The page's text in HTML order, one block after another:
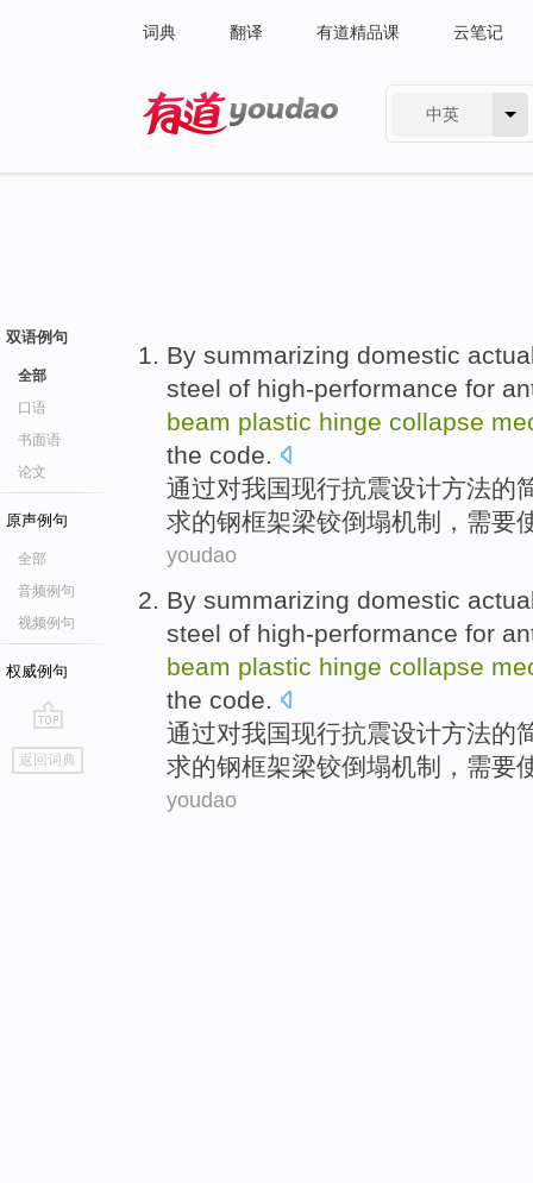
词典 翻译 有道精品课 云笔记
中英
双语例句
全部
口语
书面语
论文
原声例句
全部
音频例句
视频例句
权威例句
go
top
返回词典
By summarizing domestic
steel of high-performance for
beam plastic hinge collapse
the code.
通过对我国现行抗震设计方法的
求的钢框架梁铰倒塌机制 ， 需要
youdao
By summarizing domestic
steel of high-performance for
beam plastic hinge collapse
the code.
通过对我国现行抗震设计方法的
求的钢框架梁铰倒塌机制 ， 需要
youdao